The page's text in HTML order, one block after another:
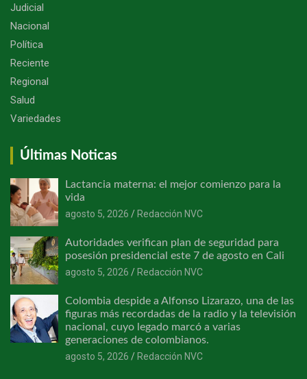
Judicial
Nacional
Política
Reciente
Regional
Salud
Variedades
Últimas Noticas
Lactancia materna: el mejor comienzo para la
vida
agosto 5, 2026
Redacción NVC
Autoridades verifican plan de seguridad para
posesión presidencial este 7 de agosto en Cali
agosto 5, 2026
Redacción NVC
Colombia despide a Alfonso Lizarazo, una de las
figuras más recordadas de la radio y la televisión
nacional, cuyo legado marcó a varias
generaciones de colombianos.
agosto 5, 2026
Redacción NVC